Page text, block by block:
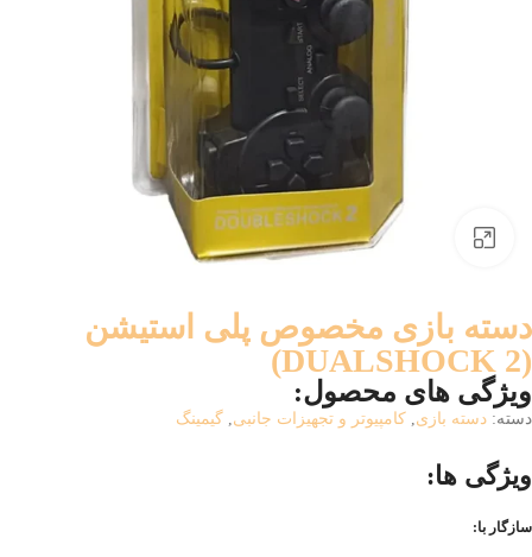
بزرگنمایی تصویر
دسته بازی مخصوص پلی استیشن
(DUALSHOCK 2)
ویژگی های محصول:
دسته: دسته بازی, کامپیوتر و تجهیزات جانبی, گیمینگ
ویژگی ها:
سازگار با: